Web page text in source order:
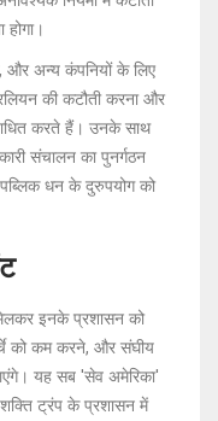
अन्य कंपनियों के लिए
की कटौती करना और
करते हैं। उनके साथ
संचालन का पुनर्गठन
धन के दुरुपयोग को
इनके प्रशासन को
को कम करने, और संघीय
यह सब 'सेव अमेरिका'
ट्रंप के प्रशासन में